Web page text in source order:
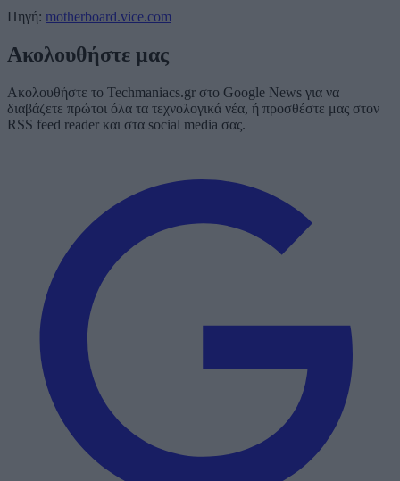
Πηγή: motherboard.vice.com
Ακολουθήστε μας
Ακολουθήστε το Techmaniacs.gr στο Google News για να
διαβάζετε πρώτοι όλα τα τεχνολογικά νέα, ή προσθέστε μας στον
RSS feed reader και στα social media σας.